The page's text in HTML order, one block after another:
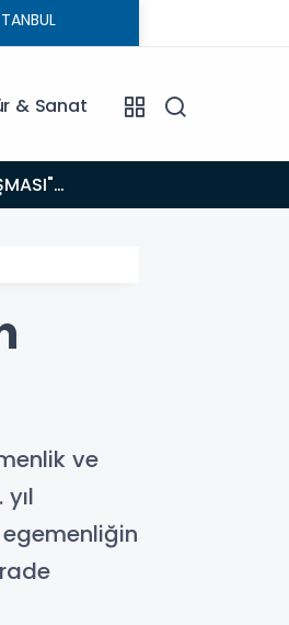
& Sanat
Uyanacağız"
ve